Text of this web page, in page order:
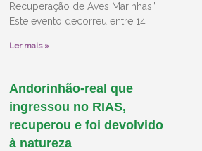
Recuperação de Aves Marinhas”.
Este evento decorreu entre 14
Ler mais »
Andorinhão-real que
ingressou no RIAS,
recuperou e foi devolvido
à natureza